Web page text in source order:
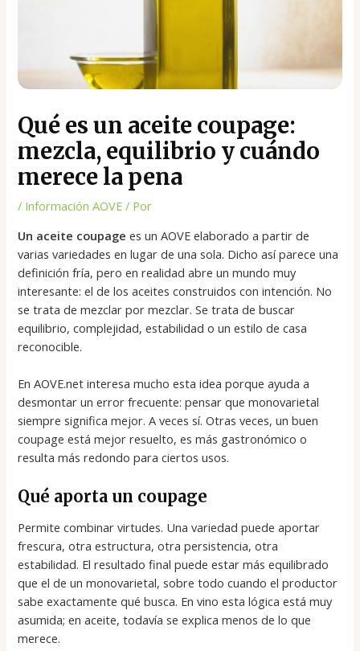
Qué es un aceite coupage:
mezcla, equilibrio y cuándo
merece la pena
/ Información AOVE / Por
Un aceite coupage es un AOVE elaborado a partir de
varias variedades en lugar de una sola. Dicho así parece una
definición fría, pero en realidad abre un mundo muy
interesante: el de los aceites construidos con intención. No
se trata de mezclar por mezclar. Se trata de buscar
equilibrio, complejidad, estabilidad o un estilo de casa
reconocible.
En AOVE.net interesa mucho esta idea porque ayuda a
desmontar un error frecuente: pensar que monovarietal
siempre significa mejor. A veces sí. Otras veces, un buen
coupage está mejor resuelto, es más gastronómico o
resulta más redondo para ciertos usos.
Qué aporta un coupage
Permite combinar virtudes. Una variedad puede aportar
frescura, otra estructura, otra persistencia, otra
estabilidad. El resultado final puede estar más equilibrado
que el de un monovarietal, sobre todo cuando el productor
sabe exactamente qué busca. En vino esta lógica está muy
asumida; en aceite, todavía se explica menos de lo que
merece.